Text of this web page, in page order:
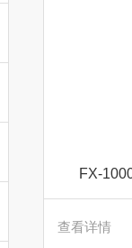
FX-
查看详情